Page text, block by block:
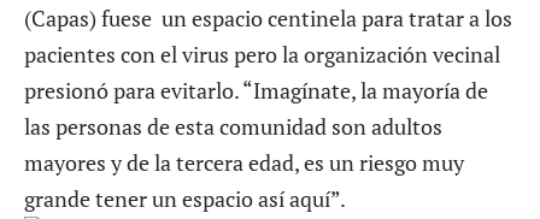
(Capas) fuese un espacio centinela para tratar a los
pacientes con el virus pero la organización vecinal
presionó para evitarlo. “Imagínate, la mayoría de
las personas de esta comunidad son adultos
mayores y de la tercera edad, es un riesgo muy
grande tener un espacio así aquí”.